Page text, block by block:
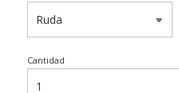
Cantidad